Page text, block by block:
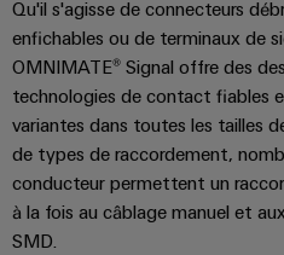
pour
la
transition
énergétique
Machines
Solutions
pour
les
différents
Analyse
industrielle
Automatisation
industrielle
IoT
industriel
et
relais
statiques
Amplificateurs
de
séparation
et
de
formation
et
webinaires
Options
automatisation
Trouvez
votre
partenaire
pour
vos
solutions
Qu'il s'agisse de connecteurs
enfichables ou de terminaux de
OMNIMATE® Signal offre des
technologies de contact fiables
variantes dans toutes les tailles
de types de raccordement,
conducteur permettent un
à la fois au câblage manuel et
SMD.